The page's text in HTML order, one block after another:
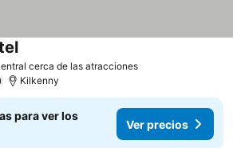
cerca de las atraccionesVer precios
Ver precios
Kilkenny
para ver los
Ver precios